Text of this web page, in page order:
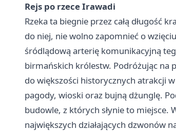
Rejs po rzece Irawadi
Rzeka ta biegnie przez całą długość
do niej, nie wolno zapomnieć o
śródlądową arterię komunikacyjną
birmańskich królestw. Podróżując na
do większości historycznych atrakcji
pagody, wioski oraz bujną dżunglę.
budowle, z których słynie to miejsce.
największych działających dzwonów